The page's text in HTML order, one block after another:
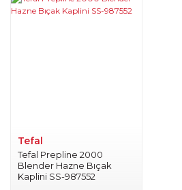
Tefal
Tefal Prepline 2000
Blender Hazne Bıçak
Kaplini SS-987552